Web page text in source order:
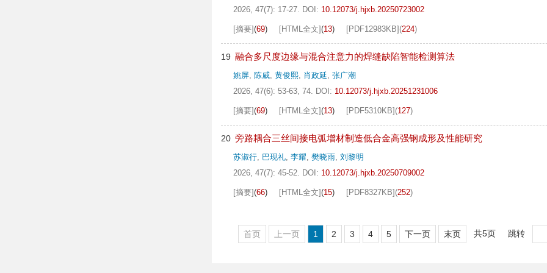
2026, 47(7): 17-27. DOI: 10.12073/j.hjxb.20250723002
[摘要](69) [HTML全文](13) [PDF12983KB] (224)
19 融合多尺度边缘与混合注意力的焊缝缺陷智能检测算法
姚屏, 陈威, 黄俊熙, 肖政延, 张广潮
2026, 47(6): 53-63, 74. DOI: 10.12073/j.hjxb.20251231006
[摘要](69) [HTML全文](13) [PDF5310KB] (127)
20 旁路耦合三丝间接电弧增材制造低合金高强钢成形及性能研究
苏淑行, 巴现礼, 李耀, 樊晓雨, 刘黎明
2026, 47(7): 45-52. DOI: 10.12073/j.hjxb.20250709002
[摘要](66) [HTML全文](15) [PDF8327KB] (252)
首页 上一页 1 2 3 4 5 下一页 末页 共5页 跳转